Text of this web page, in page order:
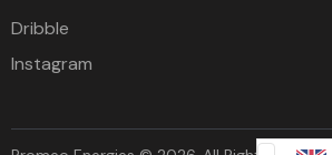
Dribble
Instagram